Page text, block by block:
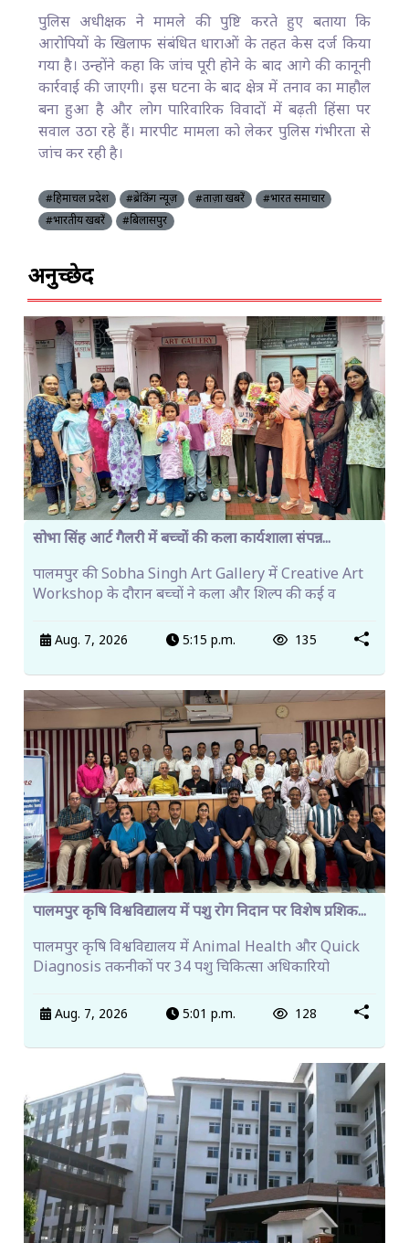
पुलिस अधीक्षक ने मामले की पुष्टि करते हुए बताया कि
आरोपियों के खिलाफ संबंधित धाराओं के तहत केस दर्ज किया
गया है। उन्होंने कहा कि जांच पूरी होने के बाद आगे की कानूनी
कार्रवाई की जाएगी। इस घटना के बाद क्षेत्र में तनाव का माहौल
बना हुआ है और लोग पारिवारिक विवादों में बढ़ती हिंसा पर
सवाल उठा रहे हैं। मारपीट मामला को लेकर पुलिस गंभीरता से
जांच कर रही है।
#हिमाचल प्रदेश #ब्रेकिंग न्यूज़ #ताज़ा खबरें
#भारत समाचार
#भारतीय खबरें
#बिलासपुर
अनुच्छेद
सोभा सिंह आर्ट गैलरी में बच्चों की कला कार्यशाला संपन्न...
पालमपुर की Sobha Singh Art Gallery में Creative Art
Workshop के दौरान बच्चों ने कला और शिल्प की कई व
Aug. 7, 2026 5:15 p.m. 135
पालमपुर कृषि विश्वविद्यालय में पशु रोग निदान पर विशेष प्रशिक...
पालमपुर कृषि विश्वविद्यालय में Animal Health और Quick
Diagnosis तकनीकों पर 34 पशु चिकित्सा अधिकारियो
Aug. 7, 2026 5:01 p.m. 128